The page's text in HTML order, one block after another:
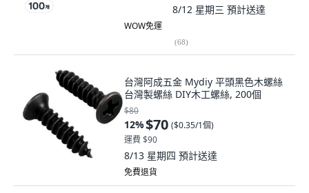
8/12 星期三 預計送達
WOW免運
(68)
台灣阿成五金 Mydiy 平頭黑色木螺絲
台灣製螺絲 DIY木工螺絲, 200個
$80
12%$70 ($0.35/1個)
運費 $90
8/13 星期四 預計送達
免費退貨